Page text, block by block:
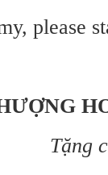
please
Tặng